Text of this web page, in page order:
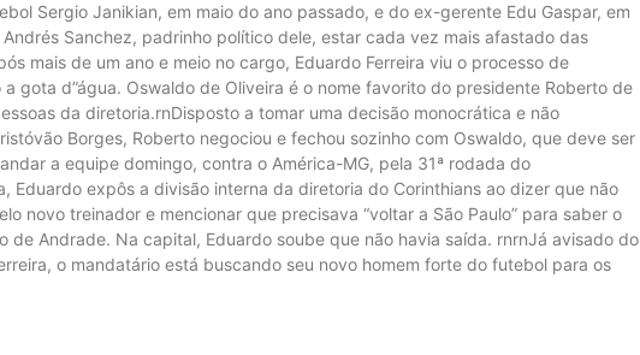
Sergio Janikian, em maio do ano passado, e do ex-gerente Edu Gaspar, em
Sanchez, padrinho político dele, estar cada vez mais afastado das
mais de um ano e meio no cargo, Eduardo Ferreira viu o processo de
gota d”água. Oswaldo de Oliveira é o nome favorito do presidente Roberto de
da diretoria.rnDisposto a tomar uma decisão monocrática e não
Borges, Roberto negociou e fechou sozinho com Oswaldo, que deve ser
a equipe domingo, contra o América-MG, pela 31ª rodada do
Eduardo expôs a divisão interna da diretoria do Corinthians ao dizer que não
novo treinador e mencionar que precisava “voltar a São Paulo” para saber o
de Andrade. Na capital, Eduardo soube que não havia saída. rnrnJá avisado do
o mandatário está buscando seu novo homem forte do futebol para os